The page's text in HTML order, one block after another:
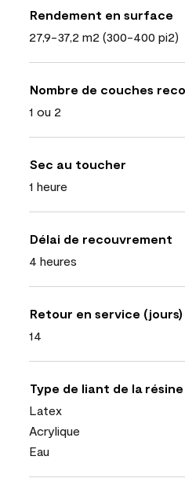
Rendement en surface
27,9-37,2 m2 (300-400 pi2)
Nombre de couches
1 ou 2
Sec au toucher
1 heure
Délai de recouvrement
4 heures
Retour en service (jours)
14
Type de liant de la résine
Latex
Acrylique
Eau